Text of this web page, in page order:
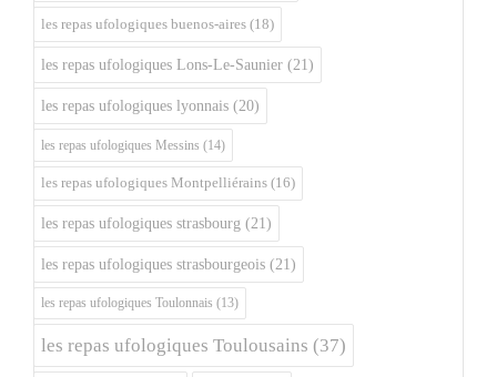
les repas ufologiques buenos-aires (18)
les repas ufologiques Lons-Le-Saunier (21)
les repas ufologiques lyonnais (20)
les repas ufologiques Messins (14)
les repas ufologiques Montpelliérains (16)
les repas ufologiques strasbourg (21)
les repas ufologiques strasbourgeois (21)
les repas ufologiques Toulonnais (13)
les repas ufologiques Toulousains (37)